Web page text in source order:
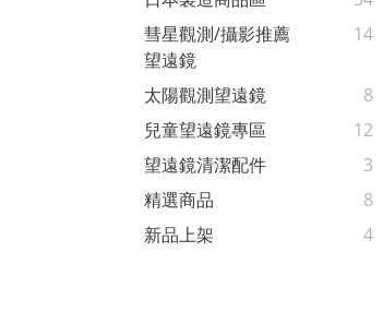
彗星觀測/攝影推薦
望遠鏡
14
太陽觀測望遠鏡
8
兒童望遠鏡專區
12
望遠鏡清潔配件
3
精選商品
8
新品上架
4